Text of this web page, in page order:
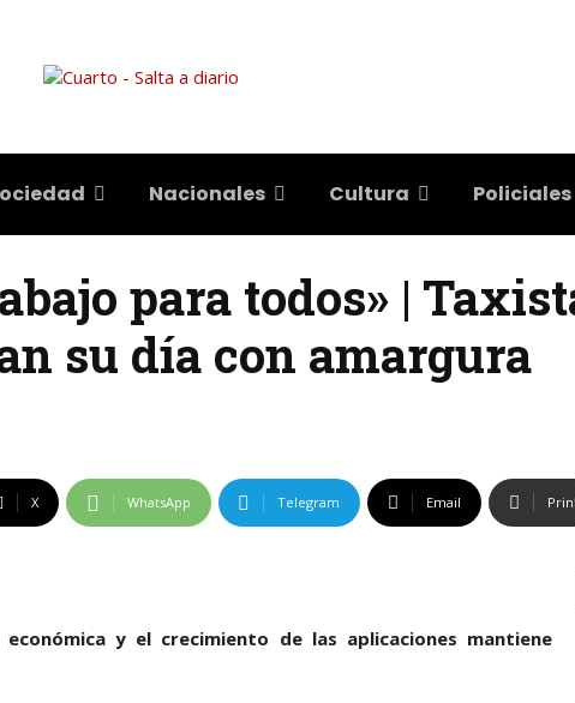
Nacionales Cultura Policiales
para todos» |
su día con amargura
X WhatsApp Telegram Email
y el crecimiento de las aplicaciones mantiene